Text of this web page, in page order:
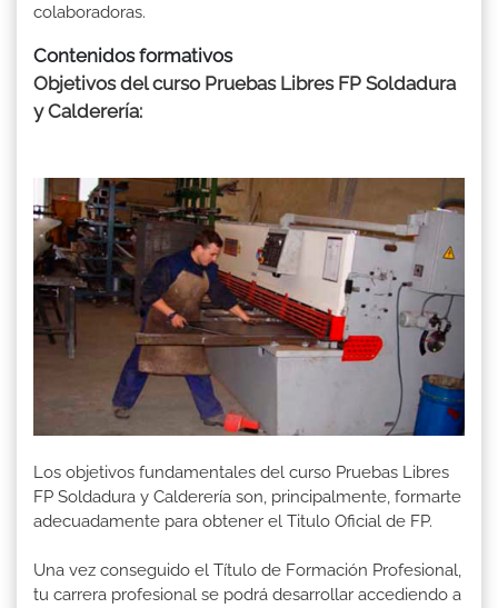
colaboradoras.
Contenidos formativos
Objetivos del curso Pruebas Libres FP Soldadura
y Calderería:
Los objetivos fundamentales del curso Pruebas Libres
FP Soldadura y Calderería son, principalmente, formarte
adecuadamente para obtener el Titulo Oficial de FP.
Una vez conseguido el Título de Formación Profesional,
tu carrera profesional se podrá desarrollar accediendo a